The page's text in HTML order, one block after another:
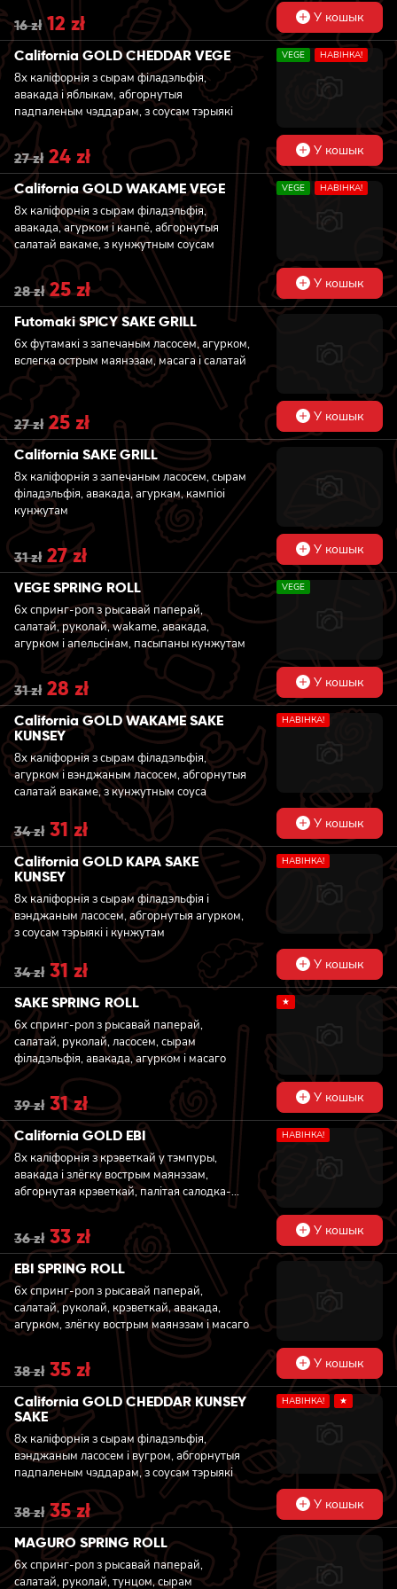
нагадвае класічнае крэмавае печыва.
Далікатная рысавая абалонка надае
цікавай тэкстуры і спалучае ў кожным
кавалачку прахалоду, мяккасць і насычаны
смак дэсерту. Ідэальны выбар для
аматараў кантрастаў: цёмнае какao і
светлы крэм у гарманічнай, ледзяной
форме.
16zł Original
price
was:
16 zł.
12 zł Current
price
is:
12 zł.
У кошык
California GOLD CHEDDAR VEGE
8x каліфорнія з сырам філадэльфія,
авакада і яблыкам, абгорнутыя
падпаленым чэддарам, з соусам тэрыякі
VEGE НАВIНКА!
27zł Original
price
was:
27 zł.
24 zł Current
price
is:
24 zł.
У кошык
California GOLD WAKAME VEGE
8x каліфорнія з сырам філадэльфія,
авакада, агурком і канпё, абгорнутыя
салатай вакаме, з кунжутным соусам
VEGE НАВIНКА!
28zł Original
price
was:
28 zł.
25złCurrent
price
is:
25 zł.
У кошык
Futomaki SPICY SAKE GRILL
6х футамакі з запечаным ласосем, агурком,
вслегка острым маянэзам, масага і салатай
27zł Original
price
was:
27 zł.
25 zł Current
price
is:
25 zł.
У кошык
California SAKE GRILL
8x каліфорнія з запечаным ласосем, сырам
філадэльфія, авакада, агуркам, кампіоі
кунжутам
31zł Original
price
was:
31 zł.
27zł Current
price
is:
27 zł.
У кошык
VEGE SPRING ROLL
6x спринг-рол з рысавай паперай,
салатай, руколай, wakame, авакада,
агурком і апельсінам, пасыпаны кунжутам
VEGE
31zł Original
price
was:
31 zł.
28 zł
price
is:
28 zł.
У кошык
California GOLD WAKAME SAKE
KUNSEY
8x каліфорнія з сырам філадэльфія,
агурком і вэнджаным ласосем, абгорнутыя
салатай вакаме, з кунжутным соуса
НАВIНКА!
34zł Original
price
was:
34 zł.
31 zł Current
price
is:
31 zł.
У кошык
California GOLD KAPA SAKE
KUNSEY
8x каліфорнія з сырам філадэльфія і
вэнджаным ласосем, абгорнутыя агурком,
з соусам тэрыякі і кунжутам
НАВIНКА!
34zł Original
price
was:
34 zł.
31zł Current
price
is:
31 zł.
У кошык
SAKE SPRING ROLL
6x спринг-рол з рысавай паперай,
салатай, руколай, ласосем, сырам
філадэльфія, авакада, агурком і масаго
★
39zł Original
price
was:
39 zł.
31złCurrent
price
is:
31 zł.
У кошык
California GOLD EBI
8x каліфорнія з крэветкай у тэмпуры,
авакада і злёгку вострым маянэзам,
абгорнутая крэветкай, палітая салодка-
вострым соусам і пасыпаная каляндрай
НАВIНКА!
36zł Original
price
was:
36 zł.
33 zł Current
price
is:
33 zł.
У кошык
EBI SPRING ROLL
6x спринг-рол з рысавай паперай,
салатай, руколай, крэветкай, авакада,
агурком, злёгку вострым маянэзам і масаго
38zł Original
price
was:
38 zł.
35 zł Current
price
is:
35 zł.
У кошык
California GOLD CHEDDAR KUNSEY
SAKE
8x каліфорнія з сырам філадэльфія,
вэнджаным ласосем і вугром, абгорнутыя
падпаленым чэддарам, з соусам тэрыякі
НАВIНКА! ★
38zł Original
price
was:
38 zł.
35złCurrent
price
is:
35 zł.
У кошык
MAGURO SPRING ROLL
6x спринг-рол з рысавай паперай,
салатай, руколай, тунцом, сырам